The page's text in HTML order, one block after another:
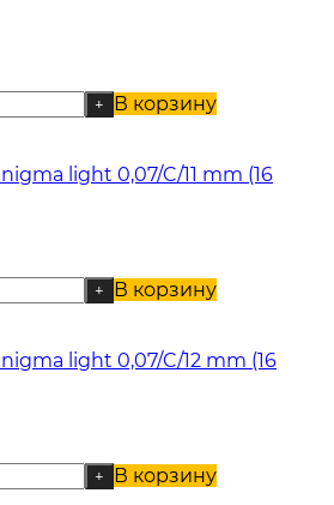
+ В корзину
light 0,07/C/11 mm (16
+ В корзину
light 0,07/C/12 mm (16
+ В корзину